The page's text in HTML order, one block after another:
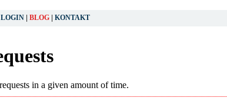
LOGIN BLOG KONTAKT